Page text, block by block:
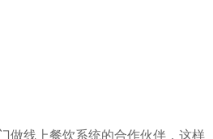
做线上餐饮系统的合作伙伴，这样